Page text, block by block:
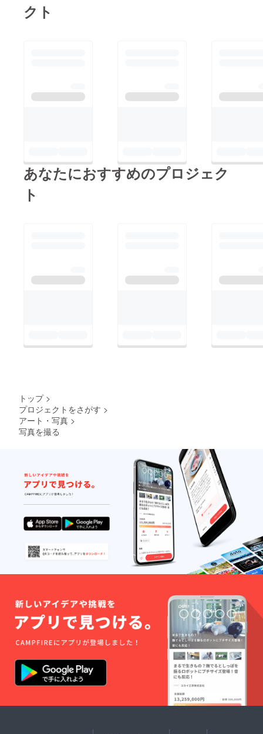
クト
あなたにおすすめのプロジェク
ト
トップ >
プロジェクトをさがす >
アート・写真 >
写真を撮る